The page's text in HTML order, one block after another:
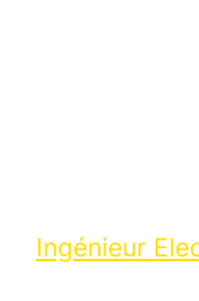
Ingénieur